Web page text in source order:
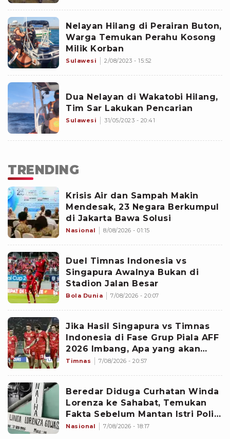
Nelayan Hilang di Perairan Buton,
Warga Temukan Perahu Kosong
Milik Korban
Sulawesi 2/08/2023 - 15:52
Dua Nelayan di Wakatobi Hilang,
Tim Sar Lakukan Pencarian
Sulawesi 31/05/2023 - 20:41
TRENDING
Krisis Air dan Sampah Makin
Mendesak, 23 Negara Berkumpul
di Jakarta Bawa Solusi
Nasional 8/08/2026 - 01:15
Duel Timnas Indonesia vs
Singapura Awalnya Bukan di
Stadion Jalan Besar
Bola Dunia 7/08/2026 - 20:07
Jika Hasil Singapura vs Timnas
Indonesia di Fase Grup Piala AFF
2026 Imbang, Apa yang akan
Terjadi?
Timnas 7/08/2026 - 20:57
Beredar Diduga Curhatan Winda
Lorenza ke Sahabat, Temukan
Fakta Sebelum Mantan Istri Polisi
di Medan Tewas
Nasional 7/08/2026 - 18:17